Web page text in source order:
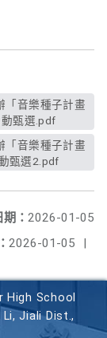
甄選.pdf
甄選2.pdf
： 2026-01-05
2026-01-05 |
High School
Li, Jiali Dist.,